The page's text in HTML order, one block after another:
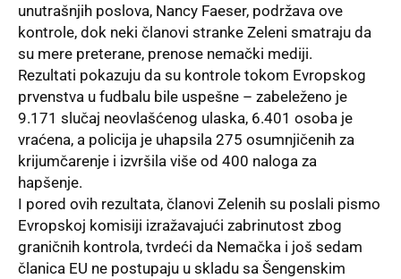
unutrašnjih poslova, Nancy Faeser, podržava ove
kontrole, dok neki članovi stranke Zeleni smatraju da
su mere preterane, prenose nemački mediji.
Rezultati pokazuju da su kontrole tokom Evropskog
prvenstva u fudbalu bile uspešne – zabeleženo je
9.171 slučaj neovlašćenog ulaska, 6.401 osoba je
vraćena, a policija je uhapsila 275 osumnjičenih za
krijumčarenje i izvršila više od 400 naloga za
hapšenje.
I pored ovih rezultata, članovi Zelenih su poslali pismo
Evropskoj komisiji izražavajući zabrinutost zbog
graničnih kontrola, tvrdeći da Nemačka i još sedam
članica EU ne postupaju u skladu sa Šengenskim